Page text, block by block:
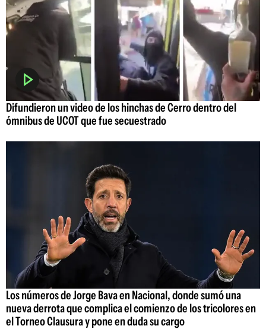
Difundieron un video de los hinchas de Cerro dentro del
ómnibus de UCOT que fue secuestrado
Los números de Jorge Bava en Nacional, donde sumó una
nueva derrota que complica el comienzo de los tricolores en
el Torneo Clausura y pone en duda su cargo